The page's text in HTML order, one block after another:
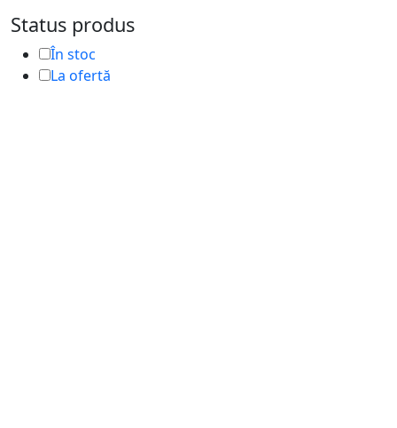
Status produs
În stoc
La ofertă